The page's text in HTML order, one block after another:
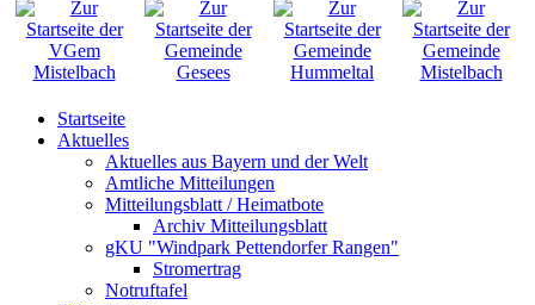
Startseite
Aktuelles
Aktuelles aus Bayern und der Welt
Amtliche Mitteilungen
Mitteilungsblatt / Heimatbote
Archiv Mitteilungsblatt
gKU "Windpark Pettendorfer Rangen"
Stromertrag
Notruftafel